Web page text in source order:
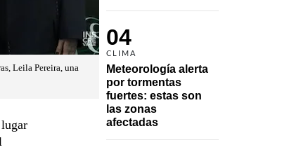
04
CLIMA
Meteorología alerta
por tormentas
fuertes: estas son
las zonas
afectadas
Leila Pereira, una